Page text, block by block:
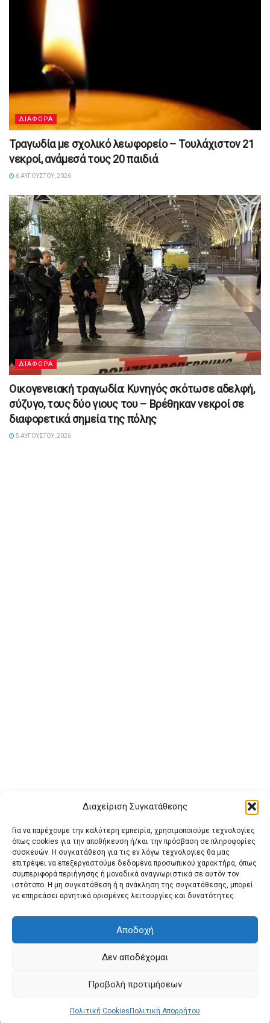
Διαχείριση Συγκατάθεσης
Για να παρέχουμε την καλύτερη εμπειρία, χρησιμοποιούμε τεχνολογίες
όπως cookies για την αποθήκευση ή/και την πρόσβαση σε πληροφορίες
συσκευών. Η συγκατάθεση για τις εν λόγω τεχνολογίες θα μας
επιτρέψει να επεξεργαστούμε δεδομένα προσωπικού χαρακτήρα, όπως
συμπεριφορά περιήγησης ή μοναδικά αναγνωριστικά σε αυτόν τον
ιστότοπο. Η μη συγκατάθεση ή η ανάκληση της συγκατάθεσης, μπορεί
να επηρεάσει αρνητικά ορισμένες λειτουργίες και δυνατότητες.
Αποδοχή
Δεν αποδέχομαι
Προβολή προτιμήσεων
Πολιτική Cookies Πολιτική Απορρήτου
ΔΙΑΦΟΡΑ
Τραγωδία με σχολικό λεωφορείο – Τουλάχιστον 21
νεκροί, ανάμεσά τους 20 παιδιά
6 ΑΥΓΟΎΣΤΟΥ, 2026
ΔΙΑΦΟΡΑ
Οικογενειακή τραγωδία: Κυνηγός σκότωσε αδελφή,
σύζυγο, τους δύο γιους του – Βρέθηκαν νεκροί σε
διαφορετικά σημεία της πόλης
5 ΑΥΓΟΎΣΤΟΥ, 2026
Buy Adspace ΑΡΧΙΚΗ ΕΠΙΚΟΙΝΩΝΙΑ
ΟΡΟΙ ΧΡΗΣΗΣ